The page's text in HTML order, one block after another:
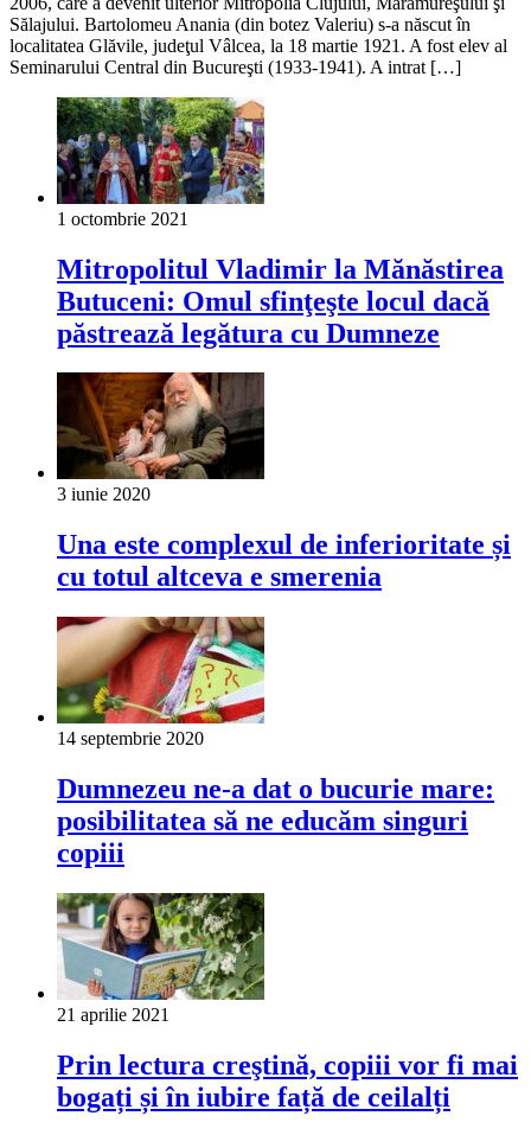
Sălajului. Bartolomeu Anania (din botez Valeriu) s-a născut în
localitatea Glăvile, judeţul Vâlcea, la 18 martie 1921. A fost elev al
Seminarului Central din Bucureşti (1933-1941). A intrat […]
1 octombrie 2021
Mitropolitul Vladimir la Mănăstirea
Butuceni: Omul sfinţeşte locul dacă
păstrează legătura cu Dumneze
3 iunie 2020
Una este complexul de inferioritate și
cu totul altceva e smerenia
14 septembrie 2020
Dumnezeu ne-a dat o bucurie mare:
posibilitatea să ne educăm singuri
copiii
21 aprilie 2021
Prin lectura creştină, copiii vor fi mai
bogați și în iubire față de ceilalți